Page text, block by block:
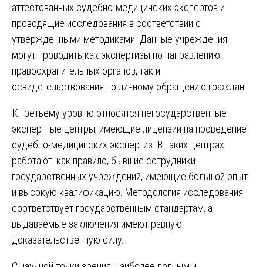
аттестованных судебно-медицинских экспертов и
проводящие исследования в соответствии с
утвержденными методиками. Данные учреждения
могут проводить как экспертизы по направлению
правоохранительных органов, так и
освидетельствования по личному обращению граждан.
К третьему уровню относятся негосударственные
экспертные центры, имеющие лицензии на проведение
судебно-медицинских экспертиз. В таких центрах
работают, как правило, бывшие сотрудники
государственных учреждений, имеющие большой опыт
и высокую квалификацию. Методология исследования
соответствует государственным стандартам, а
выдаваемые заключения имеют равную
доказательственную силу.